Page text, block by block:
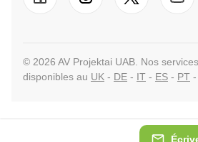
© 2026 AV Projektai UAB. Nos
disponibles au UK - DE - IT - ES - PT -